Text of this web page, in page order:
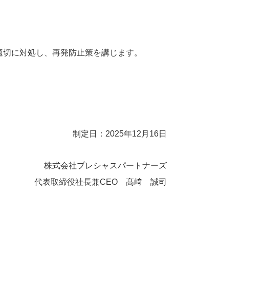
に対処し、再発防止策を講じます。
制定日：2025年12月16日
株式会社プレシャスパートナーズ
代表取締役社長兼CEO 髙﨑 誠司